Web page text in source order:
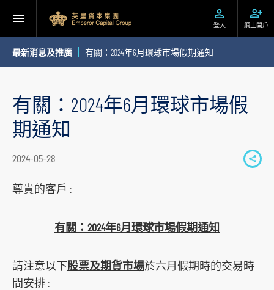
登入 網上開戶
最新消息及推廣 有關：2024年6月環球市場假期通知
有關：2024年6月環球市場假
期通知
2024-05-28
S
o
尊貴的客戶 :
有關：2024年6月環球市場假期通知
請注意以下股票及期貨市場於六月假期時的交易時
間安排 :